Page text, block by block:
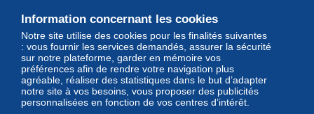
Magazine
Un regard unique et décalé sur
l'univers des timbres et leurs
collectionneurs
Information concernant les cookies
Notre site utilise des cookies pour les finalités suivantes
: vous fournir les services demandés, assurer la sécurité
sur notre plateforme, garder en mémoire vos
préférences afin de rendre votre navigation plus
agréable, réaliser des statistiques dans le but d’adapter
notre site à vos besoins, vous proposer des publicités
personnalisées en fonction de vos centres d’intérêt.